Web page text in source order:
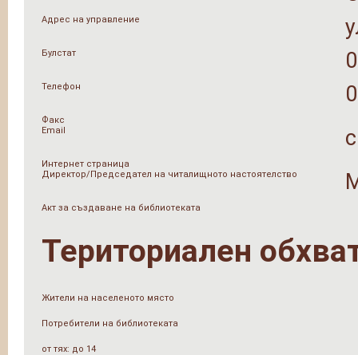
Адрес на управление
Булстат
Телефон
Факс
Email
Интернет страница
Директор/Председател на читалищното настоятелство
Акт за създаване на библиотеката
Териториален
Жители на населеното място
Потребители на библиотеката
от тях: до 14